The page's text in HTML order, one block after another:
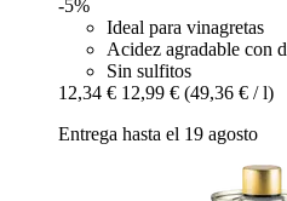
-5%
Ideal para vinagretas
Acidez agradable con
Sin sulfitos
12,34 € 12,99 € (49,36 € / l)
Entrega hasta el 19 agosto